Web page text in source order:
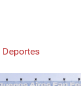
Deportes